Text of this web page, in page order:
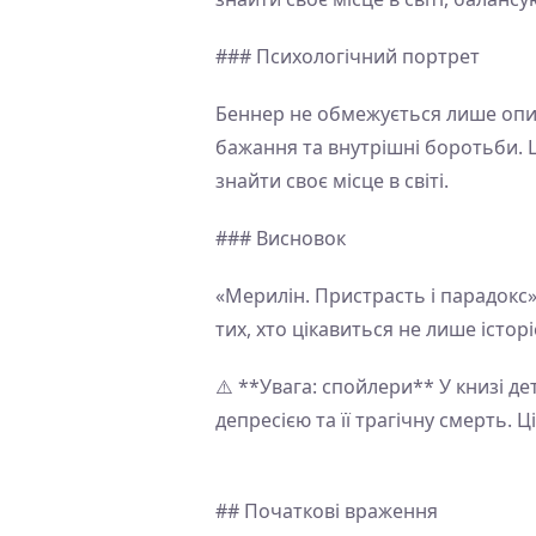
### Психологічний портрет
Беннер не обмежується лише
бажання та внутрішні боротьби.
знайти своє місце в світі.
### Висновок
«Мерилін. Пристрасть і
тих, хто цікавиться не лише
⚠️ **Увага: спойлери** У книзі
депресією та її трагічну
## Початкові враження